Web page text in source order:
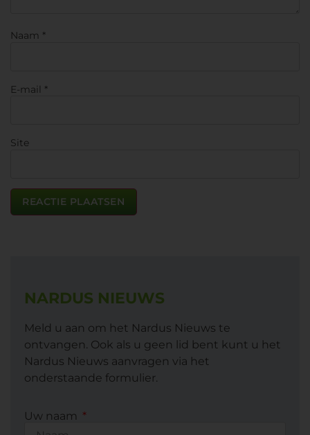
Naam *
E-mail *
Site
NARDUS NIEUWS
Meld u aan om het Nardus Nieuws te
ontvangen. Ook als u geen lid bent kunt u het
Nardus Nieuws aanvragen via het
onderstaande formulier.
Uw naam